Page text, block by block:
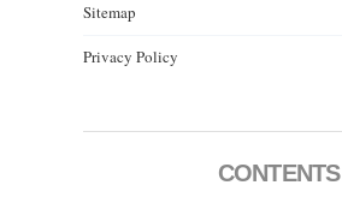
Sitemap
Privacy Policy
CONTENTS